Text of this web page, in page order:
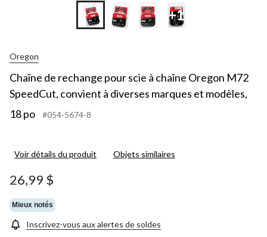
+1
Oregon
Chaîne de rechange pour scie à chaîne Oregon M72
SpeedCut, convient à diverses marques et modèles,
18 po
#054-5674-8
Voir détails du produit Objets similaires
26,99 $
Mieux notés
Inscrivez-vous aux alertes de soldes